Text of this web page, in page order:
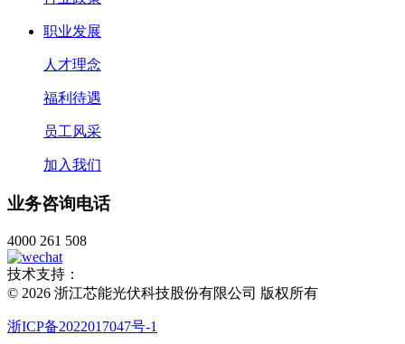
职业发展
人才理念
福利待遇
员工风采
加入我们
业务咨询电话
4000 261 508
技术支持：
© 2026 浙江芯能光伏科技股份有限公司 版权所有
浙ICP备2022017047号-1